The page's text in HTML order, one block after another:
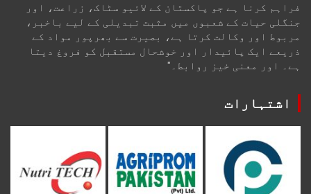
فراہم کرنا ہے جو پاکستان کے لائیو سٹاک، زراعت، اور
جنگلی حیات کے شعبوں میں مثبت تبدیلی کے لیے باخبر،
مربوط اور وکالت کرتا ہے، بصیرت سے بھرپور مواد کے
ذریعے ایک پائیدار اور خوشحال مستقبل کو فروغ دیتا
ہے۔ اور معنی خیز روابط۔"
اشتہارات